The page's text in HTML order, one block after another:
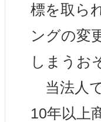
標を取ら
ングの変
しまうお
当法人
10年以上